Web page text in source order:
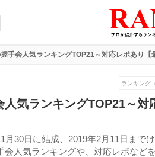
手会人気ランキングTOP21～対応レポあり【
ランキング
人気ランキングTOP21～対
30日に結成、2019年2月11日まで
人気ランキングや、対応レポなど